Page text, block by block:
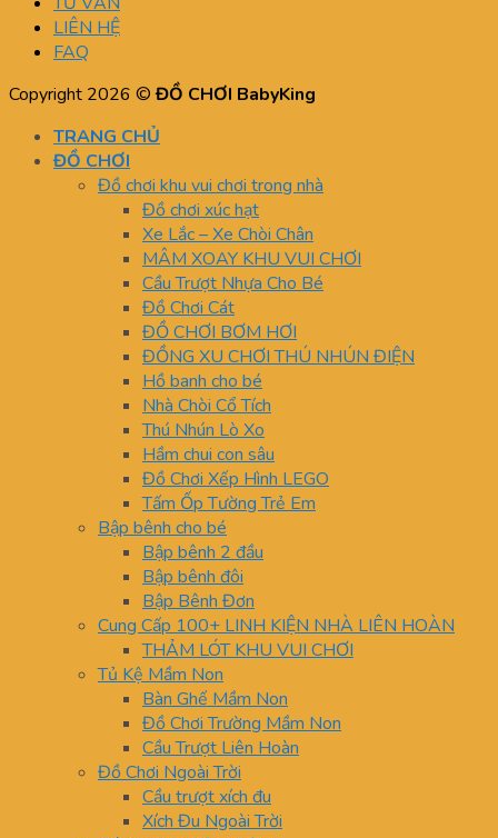
LIÊN HỆ
FAQ
Copyright 2026 ©ĐỒ CHƠI BabyKing
TRANG CHỦ
ĐỒ CHƠI
Đồ chơi khu vui chơi trong nhà
Đồ chơi xúc hạt
Xe Lắc – Xe Chòi Chân
MÂM XOAY KHU VUI CHƠI
Cầu Trượt Nhựa Cho Bé
Đồ Chơi Cát
ĐỒ CHƠI BƠM HƠI
ĐỒNG XU CHƠI THÚ NHÚN ĐIỆN
Hồ banh cho bé
Nhà Chòi Cổ Tích
Thú Nhún Lò Xo
Hầm chui con sâu
Đồ Chơi Xếp Hình LEGO
Tấm Ốp Tường Trẻ Em
Bập bênh cho bé
Bập bênh 2 đầu
Bập bênh đôi
Bập Bênh Đơn
Cung Cấp 100+ LINH KIỆN NHÀ LIÊN HOÀN
THẢM LÓT KHU VUI CHƠI
Tủ Kệ Mầm Non
Bàn Ghế Mầm Non
Đồ Chơi Trường Mầm Non
Cầu Trượt Liên Hoàn
Đồ Chơi Ngoài Trời
Cầu trượt xích đu
Xích Đu Ngoài Trời